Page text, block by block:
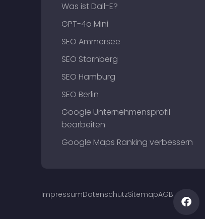
Was ist Dall-E?
GPT-4o Mini
SEO Ammersee
SEO Starnberg
SEO Hamburg
SEO Berlin
Google Unternehmensprofil
bearbeiten
Google Maps Ranking verbessern
ImpressumDatenschutzSitemapAGB